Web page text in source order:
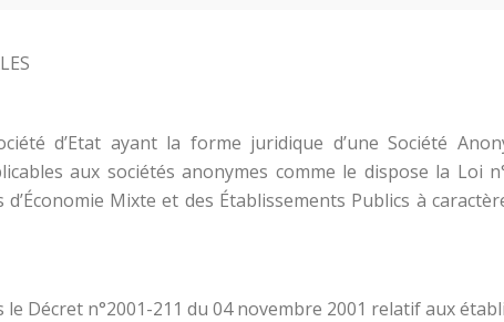
d’Etat ayant la forme juridique d’une Société
aux sociétés anonymes comme le dispose la Loi
d’Économie Mixte et des Établissements Publics à
Décret n°2001-211 du 04 novembre 2001 relatif aux